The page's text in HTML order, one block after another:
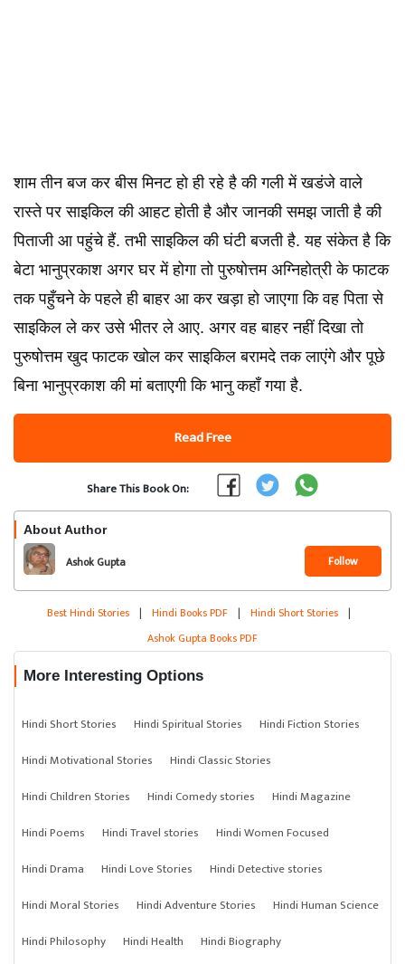
शाम तीन बज कर बीस मिनट हो ही रहे है की गली में खडंजे वाले
रास्ते पर साइकिल की आहट होती है और जानकी समझ जाती है की
पिताजी आ पहुंचे हैं. तभी साइकिल की घंटी बजती है. यह संकेत है कि
बेटा भानुप्रकाश अगर घर में होगा तो पुरुषोत्तम अग्निहोत्री के फाटक
तक पहुँचने के पहले ही बाहर आ कर खड़ा हो जाएगा कि वह पिता से
साइकिल ले कर उसे भीतर ले आए. अगर वह बाहर नहीं दिखा तो
पुरुषोत्तम खुद फाटक खोल कर साइकिल बरामदे तक लाएंगे और पूछे
बिना भानुप्रकाश की मां बताएगी कि भानु कहाँ गया है.
Read Free
Share This Book On:
About Author
Ashok Gupta Follow
Best Hindi Stories | Hindi Books PDF | Hindi Short Stories |
Ashok Gupta Books PDF
More Interesting Options
Hindi Short Stories Hindi Spiritual Stories
Hindi Fiction Stories
Hindi Motivational Stories
Hindi Classic Stories
Hindi Children Stories
Hindi Comedy stories
Hindi Magazine
Hindi Poems
Hindi Travel stories
Hindi Women Focused
Hindi Drama
Hindi Love Stories
Hindi Detective stories
Hindi Moral Stories
Hindi Adventure Stories
Hindi Human Science
Hindi Philosophy
Hindi Health Hindi Biography